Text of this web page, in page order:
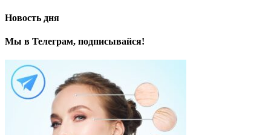
Новость дня
Мы в Телеграм, подписывайся!